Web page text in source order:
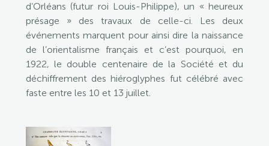
d’Orléans (futur roi Louis-Philippe), un « heureux
présage » des travaux de celle-ci. Les deux
événements marquent pour ainsi dire la naissance
de l’orientalisme français et c’est pourquoi, en
1922, le double centenaire de la Société et du
déchiffrement des hiéroglyphes fut célébré avec
faste entre les 10 et 13 juillet.